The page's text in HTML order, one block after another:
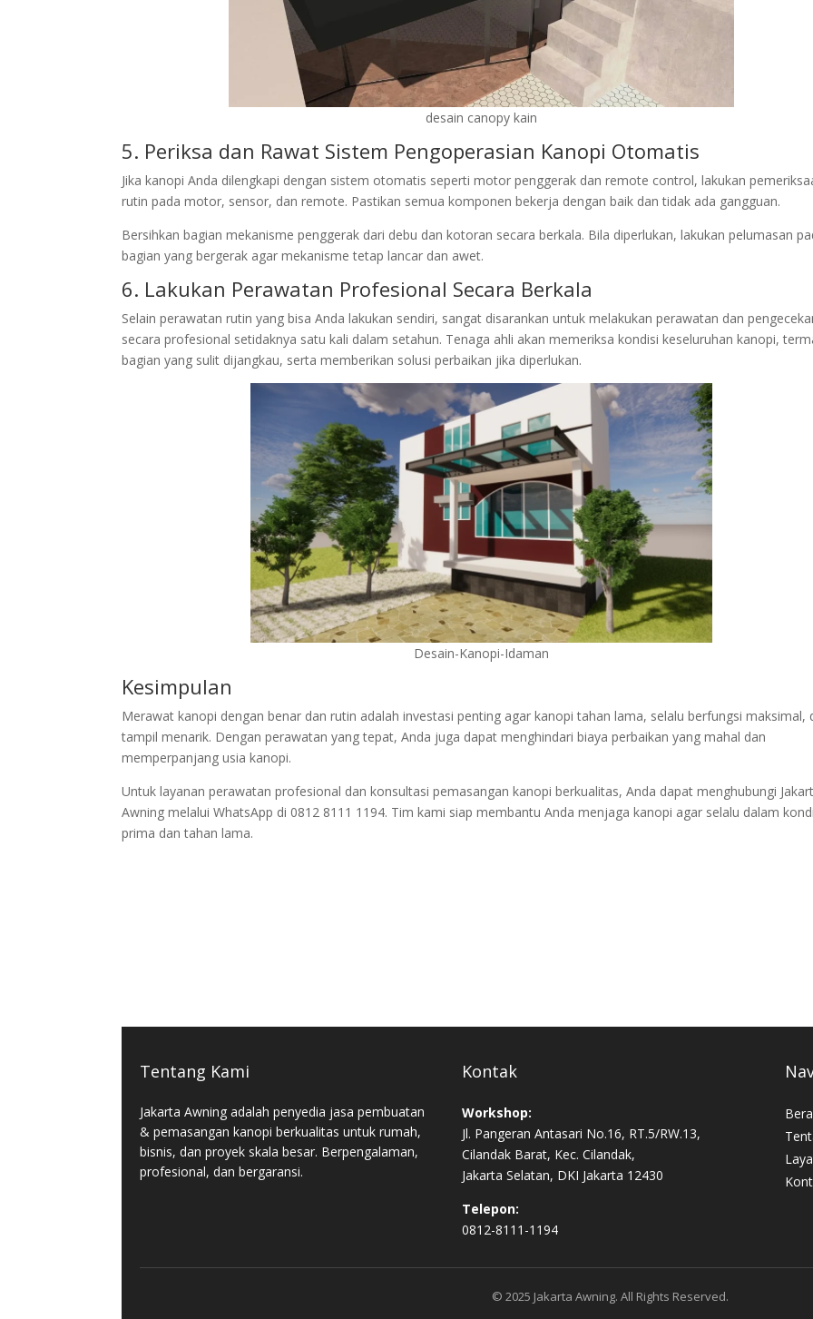
desain canopy kain
5. Periksa dan Rawat Sistem Pengoperasian Kanopi Otomatis
Jika kanopi Anda dilengkapi dengan sistem otomatis seperti motor penggerak dan remote control, lakukan
rutin pada motor, sensor, dan remote. Pastikan semua komponen bekerja dengan baik dan tidak ada gangguan.
Bersihkan bagian mekanisme penggerak dari debu dan kotoran secara berkala. Bila diperlukan, lakukan pelumasan
bagian yang bergerak agar mekanisme tetap lancar dan awet.
6. Lakukan Perawatan Profesional Secara Berkala
Selain perawatan rutin yang bisa Anda lakukan sendiri, sangat disarankan untuk melakukan perawatan dan
secara profesional setidaknya satu kali dalam setahun. Tenaga ahli akan memeriksa kondisi keseluruhan kanopi,
bagian yang sulit dijangkau, serta memberikan solusi perbaikan jika diperlukan.
Desain-Kanopi-Idaman
Kesimpulan
Merawat kanopi dengan benar dan rutin adalah investasi penting agar kanopi tahan lama, selalu berfungsi maksimal,
tampil menarik. Dengan perawatan yang tepat, Anda juga dapat menghindari biaya perbaikan yang mahal dan
memperpanjang usia kanopi.
Untuk layanan perawatan profesional dan konsultasi pemasangan kanopi berkualitas, Anda dapat menghubungi
Awning melalui WhatsApp di 0812 8111 1194. Tim kami siap membantu Anda menjaga kanopi agar selalu dalam
prima dan tahan lama.
Tentang Kami
Jakarta Awning adalah penyedia jasa pembuatan
& pemasangan kanopi berkualitas untuk rumah,
bisnis, dan proyek skala besar. Berpengalaman,
profesional, dan bergaransi.
Kontak
Workshop:
Jl. Pangeran Antasari No.16, RT.5/RW.13,
Cilandak Barat, Kec. Cilandak,
Jakarta Selatan, DKI Jakarta 12430
Telepon:
0812-8111-1194
© 2025 Jakarta Awning. All Rights Reserved.